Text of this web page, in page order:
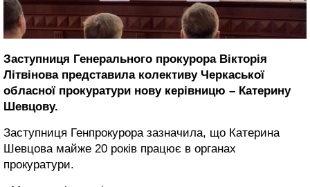
Заступниця Генерального прокурора Вікторія
Літвінова представила колективу Черкаської
обласної прокуратури нову керівницю – Катерину
Шевцову.
Заступниця Генпрокурора зазначила, що Катерина
Шевцова майже 20 років працює в органах
прокуратури.